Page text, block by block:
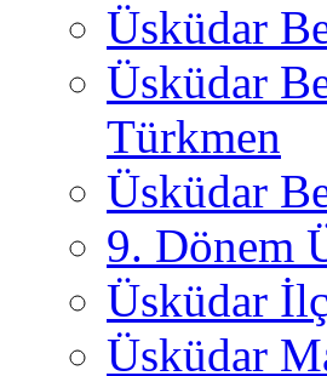
Üsküdar
Üsküdar
Türkmen
Üsküdar
9. Dönem
Üsküdar
Üsküdar